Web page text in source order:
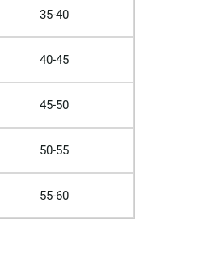
35-40
40-45
45-50
50-55
55-60